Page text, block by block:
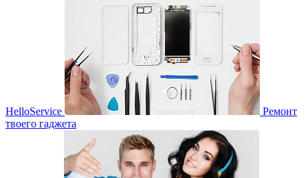
HelloService
Ремонт
твоего гаджета